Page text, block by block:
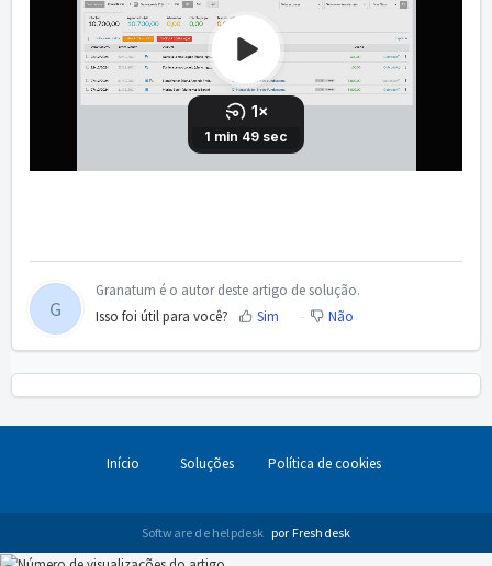
G
Granatum é o autor deste artigo de solução.
Isso foi útil para você?
Sim Não
Início Soluções Política de cookies
Software de helpdesk por Freshdesk